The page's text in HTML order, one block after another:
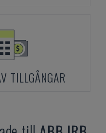
TILLGÅNGAR